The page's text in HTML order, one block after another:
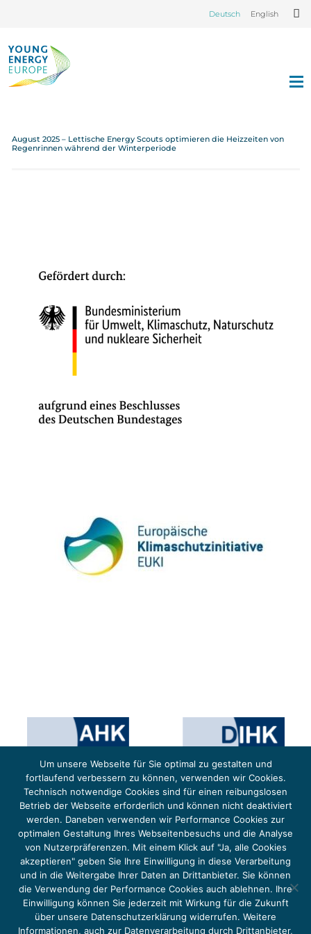
Deutsch English
August 2025 – Lettische Energy Scouts optimieren die Heizzeiten von
Regenrinnen während der Winterperiode
Das Projekt YOUNG ENERGY EUROPE wird gefördert durch die Europäische Klimaschutzinitiative (EUKI).
Die EUKI ist ein Förderinstrument des deutschen Bundesministeriums für Umwelt, Klimaschutz,
Naturschutz und nukleare Sicherheit (BMUKN). Übergeordnetes Ziel der EUKI ist eine Intensivierung des
grenzüberschreitenden Dialogs sowie des Wissens- und Erfahrungsaustauschs in der Europäischen Union,
um gemeinsam die Umsetzung des Paris Abkommens voranzutreiben.
Um unsere Webseite für Sie optimal zu gestalten und
fortlaufend verbessern zu können, verwenden wir Cookies.
Technisch notwendige Cookies sind für einen reibungslosen
Betrieb der Webseite erforderlich und können nicht deaktiviert
werden. Daneben verwenden wir Performance Cookies zur
optimalen Gestaltung Ihres Webseitenbesuchs und die Analyse
von Nutzerpräferenzen. Mit einem Klick auf "Ja, alle Cookies
akzeptieren" geben Sie Ihre Einwilligung in diese Verarbeitung
und in die Weitergabe Ihrer Daten an Drittanbieter. Sie können
die Verwendung der Performance Cookies auch ablehnen. Ihre
Einwilligung können Sie jederzeit mit Wirkung für die Zukunft
über unsere Datenschutzerklärung widerrufen. Weitere
Informationen, auch zur Datenverarbeitung durch Drittanbieter,